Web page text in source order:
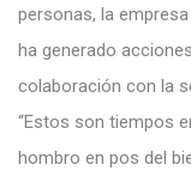
personas, la
ha generado
colaboración con la
“Estos son tiempos
hombro en pos del